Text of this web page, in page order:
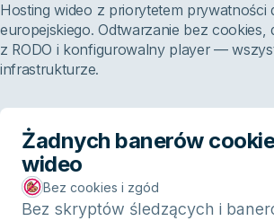
Hosting wideo z priorytetem prywatności
europejskiego. Odtwarzanie bez cookies,
z RODO i konfigurowalny player —
infrastrukturze.
Żadnych banerów
wideo
Bez cookies i zgód
Bez skryptów śledzących i